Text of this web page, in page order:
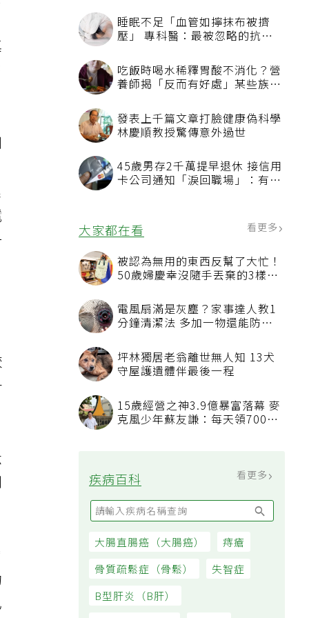
睡眠不足「血管如擰抹布被擠
壓」 專科醫：最被忽略的抗老
方法
吃飯時喝水稀釋胃酸不消化？營
養師揭「反而有好處」某些族群
才要禁
發表上千篇文章打臉健康偽科學